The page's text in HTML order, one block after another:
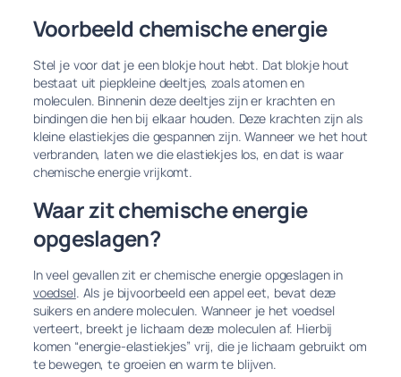
Voorbeeld chemische energie
Stel je voor dat je een blokje hout hebt. Dat blokje hout
bestaat uit piepkleine deeltjes, zoals atomen en
moleculen. Binnenin deze deeltjes zijn er krachten en
bindingen die hen bij elkaar houden. Deze krachten zijn als
kleine elastiekjes die gespannen zijn. Wanneer we het hout
verbranden, laten we die elastiekjes los, en dat is waar
chemische energie vrijkomt.
Waar zit chemische energie
opgeslagen?
In veel gevallen zit er chemische energie opgeslagen in
voedsel. Als je bijvoorbeeld een appel eet, bevat deze
suikers en andere moleculen. Wanneer je het voedsel
verteert, breekt je lichaam deze moleculen af. Hierbij
komen “energie-elastiekjes” vrij, die je lichaam gebruikt om
te bewegen, te groeien en warm te blijven.